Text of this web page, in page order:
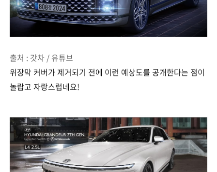
출처 : 갓차 / 유튜브
위장막 커버가 제거되기 전에 이런 예상도를 공개한다는 점이
놀랍고 자랑스럽네요!